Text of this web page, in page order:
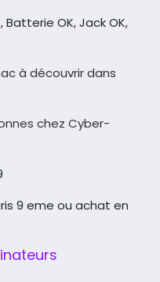
Batterie OK, Jack OK,
à découvrir dans
chez Cyber-
9 eme ou achat en